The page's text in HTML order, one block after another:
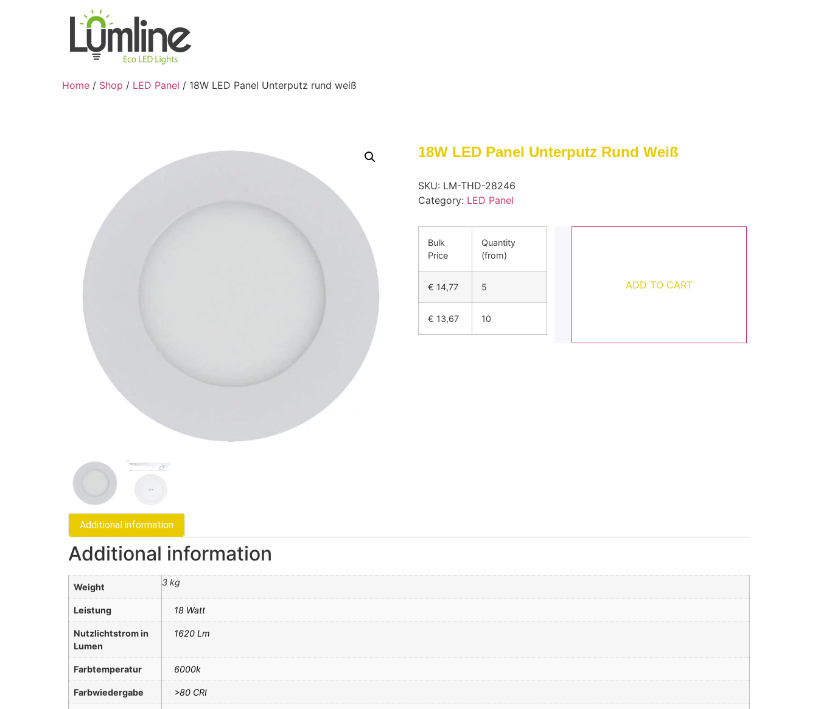
Home / Shop / LED Panel / 18W LED Panel Unterputz rund weiß
18W LED Panel Unterputz Rund Weiß
SKU: LM-THD-28246
Category: LED Panel
Bulk
Price
Quantity
(from)
€ 14,77 5
€ 13,67 10
ADD TO CART
Additional information
Additional information
Weight 3 kg
Leistung 18 Watt
Nutzlichtstrom in
Lumen
1620 Lm
Farbtemperatur 6000k
Farbwiedergabe >80 CRI